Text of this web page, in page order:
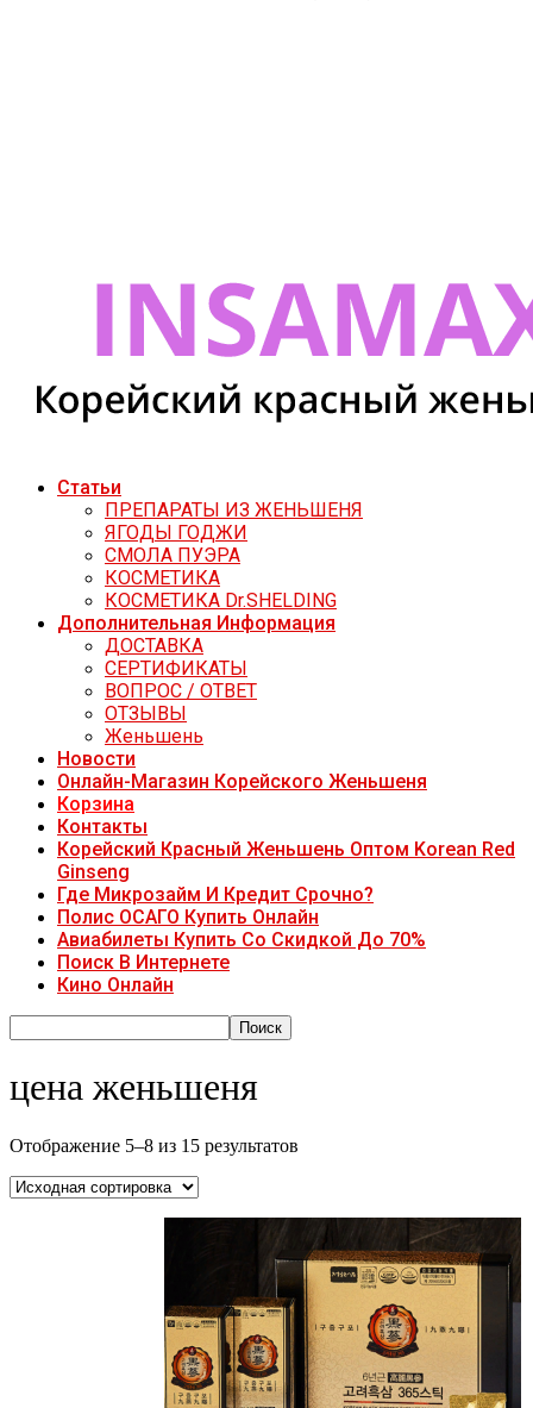
Статьи
ПРЕПАРАТЫ ИЗ ЖЕНЬШЕНЯ
ЯГОДЫ ГОДЖИ
СМОЛА ПУЭРА
КОСМЕТИКА
КОСМЕТИКА Dr.SHELDING
Дополнительная Информация
ДОСТАВКА
СЕРТИФИКАТЫ
ВОПРОС / ОТВЕТ
ОТЗЫВЫ
Женьшень
Новости
Онлайн-Магазин Корейского Женьшеня
Корзина
Контакты
Корейский Красный Женьшень Оптом Korean Red
Ginseng
Где Микрозайм И Кредит Срочно?
Полис ОСАГО Купить Онлайн
Авиабилеты Купить Со Скидкой До 70%
Поиск В Интернете
Кино Онлайн
цена женьшеня
Отображение 5–8 из 15 результатов